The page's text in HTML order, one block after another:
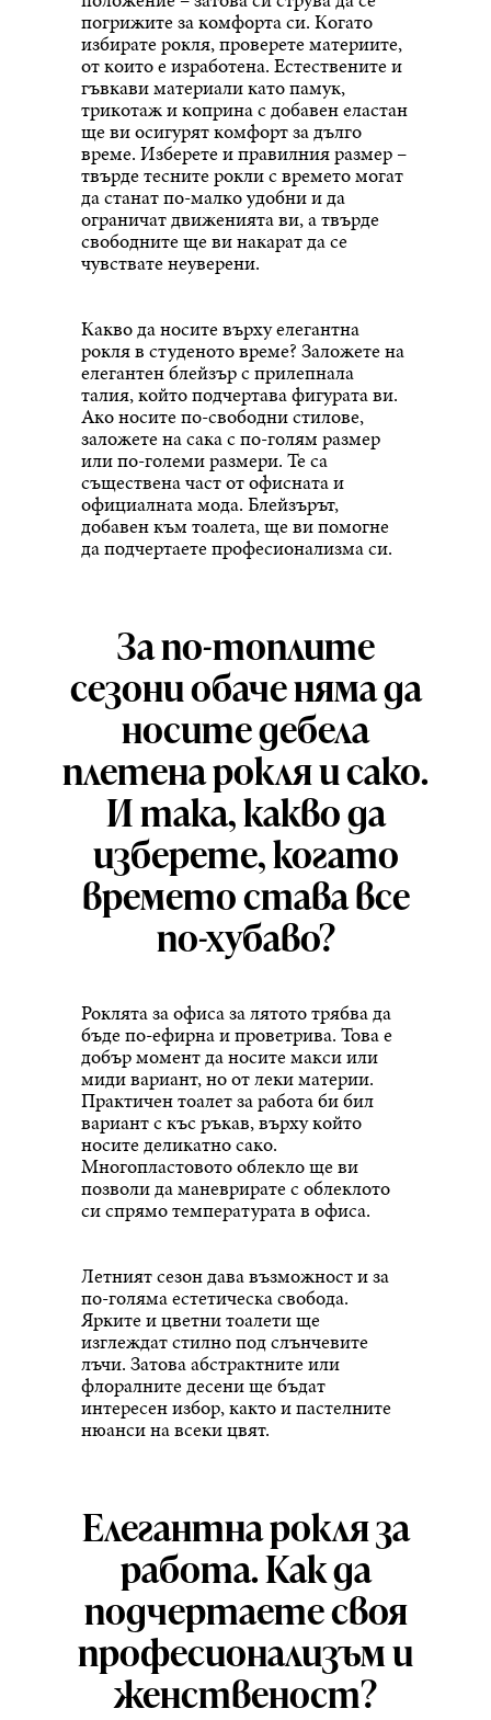
погрижите за комфорта си. Когато
избирате рокля, проверете материите,
от които е изработена. Естествените и
гъвкави материали като памук,
трикотаж и коприна с добавен еластан
ще ви осигурят комфорт за дълго
време. Изберете и правилния размер –
твърде тесните рокли с времето могат
да станат по-малко удобни и да
ограничат движенията ви, а твърде
свободните ще ви накарат да се
чувствате неуверени.
Какво да носите върху елегантна
рокля в студеното време? Заложете на
елегантен блейзър с прилепнала
талия, който подчертава фигурата ви.
Ако носите по-свободни стилове,
заложете на сака с по-голям размер
или по-големи размери. Те са
съществена част от офисната и
официалната мода. Блейзърът,
добавен към тоалета, ще ви помогне
да подчертаете професионализма си.
За по-топлите
сезони обаче няма да
носите дебела
плетена рокля и сако.
И така, какво да
изберете, когато
времето става все
по-хубаво?
Роклята за офиса за лятото трябва да
бъде по-ефирна и проветрива. Това е
добър момент да носите макси или
миди вариант, но от леки материи.
Практичен тоалет за работа би бил
вариант с къс ръкав, върху който
носите деликатно сако.
Многопластовото облекло ще ви
позволи да маневрирате с облеклото
си спрямо температурата в офиса.
Летният сезон дава възможност и за
по-голяма естетическа свобода.
Ярките и цветни тоалети ще
изглеждат стилно под слънчевите
лъчи. Затова абстрактните или
флоралните десени ще бъдат
интересен избор, както и пастелните
нюанси на всеки цвят.
Елегантна рокля за
работа. Как да
подчертаете своя
професионализъм и
женственост?